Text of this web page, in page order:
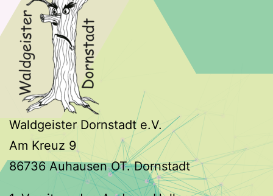
Waldgeister Dornstadt e.V.
Am Kreuz 9
86736 Auhausen OT. Dornstadt